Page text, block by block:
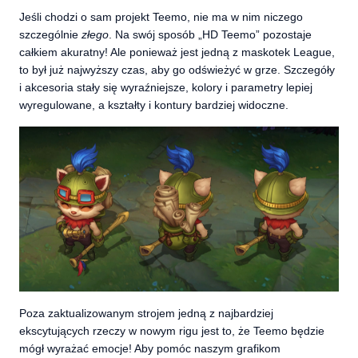
Jeśli chodzi o sam projekt Teemo, nie ma w nim niczego
szczególnie złego. Na swój sposób „HD Teemo” pozostaje
całkiem akuratny! Ale ponieważ jest jedną z maskotek League,
to był już najwyższy czas, aby go odświeżyć w grze. Szczegóły
i akcesoria stały się wyraźniejsze, kolory i parametry lepiej
wyregulowane, a kształty i kontury bardziej widoczne.
Poza zaktualizowanym strojem jedną z najbardziej
ekscytujących rzeczy w nowym rigu jest to, że Teemo będzie
mógł wyrażać emocje! Aby pomóc naszym grafikom